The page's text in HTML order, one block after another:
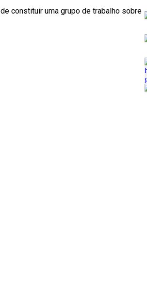
constituir uma grupo de trabalho sobre